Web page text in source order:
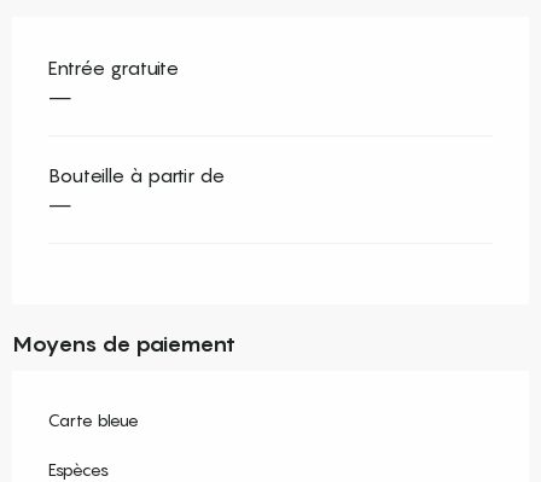
Entrée gratuite
—
Bouteille à partir de
—
Moyens de paiement
Carte bleue
Espèces